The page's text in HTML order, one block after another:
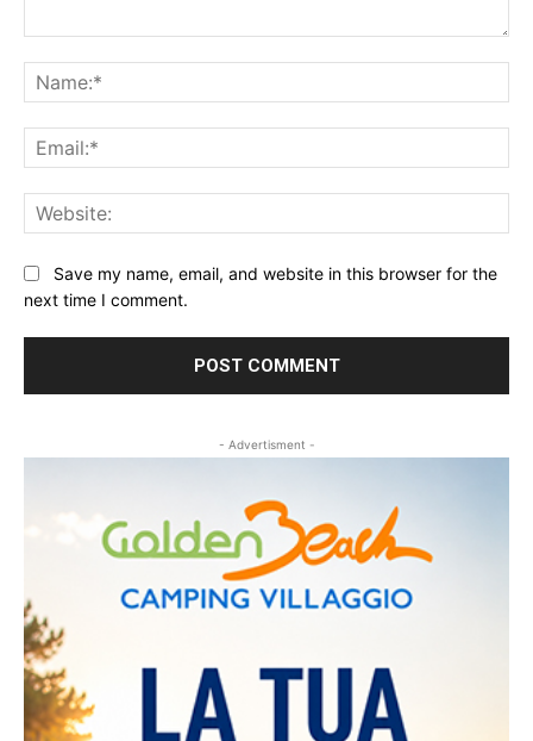
Save my name, email, and website in this browser for the
next time I comment.
- Advertisment -